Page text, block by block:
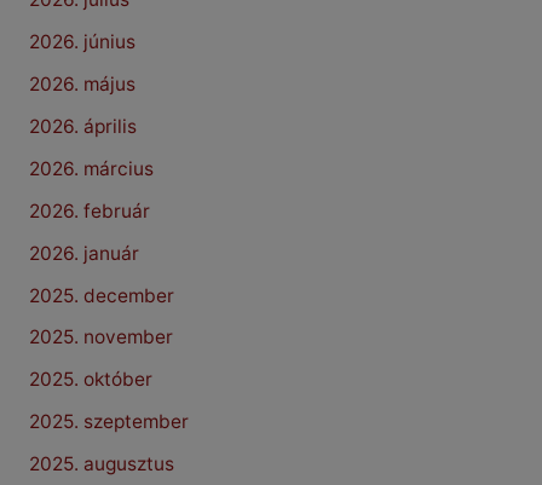
2026. június
2026. május
2026. április
2026. március
2026. február
2026. január
2025. december
2025. november
2025. október
2025. szeptember
2025. augusztus